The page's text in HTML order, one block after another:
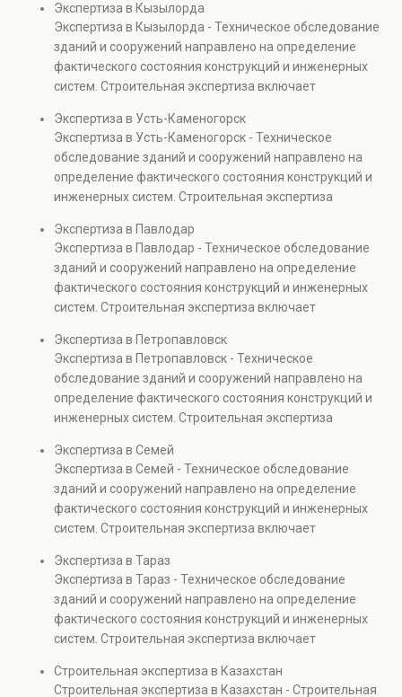
элементов и оценку эксплуатационной безопасности.
Услуга востребована при покупке недвижимости,
капитальном ремонте и реконструкции объектов, а
также при судебных разбирательствах и технических
проверках.
Экспертиза в Кызылорда
Экспертиза в Кызылорда - Техническое обследование
зданий и сооружений направлено на определение
фактического состояния конструкций и инженерных
систем. Строительная экспертиза включает
элементов и оценку эксплуатационной безопасности.
Услуга востребована при покупке недвижимости,
капитальном ремонте и реконструкции объектов, а
также при судебных разбирательствах и технических
проверках.
Экспертиза в Усть-Каменогорск
Экспертиза в Усть-Каменогорск - Техническое
обследование зданий и сооружений направлено на
определение фактического состояния конструкций и
инженерных систем. Строительная экспертиза
прочности элементов и оценку эксплуатационной
безопасности. Услуга востребована при покупке
недвижимости, капитальном ремонте и реконструкции
объектов, а также при судебных разбирательствах и
технических проверках.
Экспертиза в Павлодар
Экспертиза в Павлодар - Техническое обследование
зданий и сооружений направлено на определение
фактического состояния конструкций и инженерных
систем. Строительная экспертиза включает
элементов и оценку эксплуатационной безопасности.
Услуга востребована при покупке недвижимости,
капитальном ремонте и реконструкции объектов, а
также при судебных разбирательствах и технических
проверках.
Экспертиза в Петропавловск
Экспертиза в Петропавловск - Техническое
обследование зданий и сооружений направлено на
определение фактического состояния конструкций и
инженерных систем. Строительная экспертиза
прочности элементов и оценку эксплуатационной
безопасности. Услуга востребована при покупке
недвижимости, капитальном ремонте и реконструкции
объектов, а также при судебных разбирательствах и
технических проверках.
Экспертиза в Семей
Экспертиза в Семей - Техническое обследование
зданий и сооружений направлено на определение
фактического состояния конструкций и инженерных
систем. Строительная экспертиза включает
элементов и оценку эксплуатационной безопасности.
Услуга востребована при покупке недвижимости,
капитальном ремонте и реконструкции объектов, а
также при судебных разбирательствах и технических
проверках.
Экспертиза в Тараз
Экспертиза в Тараз - Техническое обследование
зданий и сооружений направлено на определение
фактического состояния конструкций и инженерных
систем. Строительная экспертиза включает
элементов и оценку эксплуатационной безопасности.
Строительная экспертиза в Казахстан
Строительная экспертиза в Казахстан - Строительная